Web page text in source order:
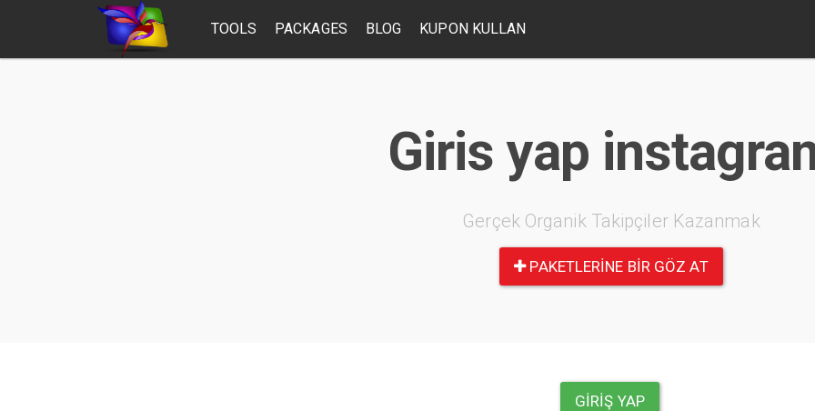
TOOLS PACKAGES BLOG KUPON KULLAN
Giris yap
Gerçek Organik Takipçiler Kazanmak
PAKETLERINE BIR GÖZ AT
GIRIŞ YAP